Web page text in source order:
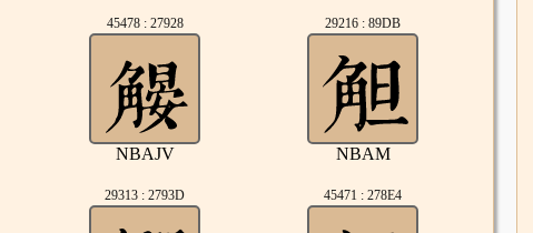
45478 : 27928
NBAJV
29216 : 89DB
NBAM
29313 : 2793D 45471 : 278E4